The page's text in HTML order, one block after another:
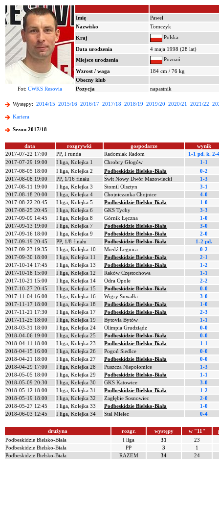
Imię
Paweł
Nazwisko
Tomczyk
Kraj
Polska
Data urodzenia
4 maja 1998 (28 lat)
Miejsce urodzenia
Poznań
Wzrost / waga
184 cm / 76 kg
Obecny klub
Fot: CWKS Resovia Pozycja napastnik
Występy: 2014/15 2015/16 2016/17 2017/18 2018/19 2019/20 2020/21 2021/22
Kariera
Sezon 2017/18
data rozgrywki gospodarze
wynik
2017-07-22 17:00
PP, I runda Radomiak Radom 1-1 pd. k. 2-
2017-07-29 19:00
I liga, Kolejka 1 Chrobry Głogów
1-1
2017-08-05 18:00
I liga, Kolejka 2 Podbeskidzie Bielsko-Biała
0-2
2017-08-08 19:00
PP, 1/16 finału Świt Nowy Dwór Mazowiecki
1-3
2017-08-11 19:00
I liga, Kolejka 3 Stomil Olsztyn
3-1
2017-08-18 20:00
I liga, Kolejka 4 Chojniczanka Chojnice
4-0
2017-08-22 20:45
I liga, Kolejka 5 Podbeskidzie Bielsko-Biała
1-0
2017-08-25 20:45
I liga, Kolejka 6 GKS Tychy
3-3
2017-09-09 14:45
I liga, Kolejka 8 Górnik Łęczna
1-0
2017-09-13 19:00
I liga, Kolejka 7 Podbeskidzie Bielsko-Biała
3-0
2017-09-16 18:00
I liga, Kolejka 9 Podbeskidzie Bielsko-Biała
2-0
2017-09-19 20:45
PP, 1/8 finału Podbeskidzie Bielsko-Biała
1-2 pd.
2017-09-23 19:35
I liga, Kolejka 10 Miedź Legnica
0-2
2017-09-30 18:00
I liga, Kolejka 11 Podbeskidzie Bielsko-Biała
2-1
2017-10-14 17:45
I liga, Kolejka 13 Podbeskidzie Bielsko-Biała
1-2
2017-10-18 15:00
I liga, Kolejka 12 Raków Częstochowa
1-1
2017-10-21 15:00
I liga, Kolejka 14 Odra Opole
2-2
2017-10-27 20:45
I liga, Kolejka 15 Podbeskidzie Bielsko-Biała
0-0
2017-11-04 16:00
I liga, Kolejka 16 Wigry Suwałki
3-0
2017-11-17 18:00
I liga, Kolejka 18 Podbeskidzie Bielsko-Biała
1-0
2017-11-21 17:30
I liga, Kolejka 17 Podbeskidzie Bielsko-Biała
2-3
2017-11-25 18:00
I liga, Kolejka 19 Bytovia Bytów
1-1
2018-03-31 18:00
I liga, Kolejka 24 Olimpia Grudziądz
0-0
2018-04-06 19:00
I liga, Kolejka 25 Podbeskidzie Bielsko-Biała
0-0
2018-04-11 18:00
I liga, Kolejka 23 Podbeskidzie Bielsko-Biała
1-1
2018-04-15 16:00
I liga, Kolejka 26 Pogoń Siedlce
0-0
2018-04-21 18:00
I liga, Kolejka 27 Podbeskidzie Bielsko-Biała
0-0
2018-04-29 17:00
I liga, Kolejka 28 Puszcza Niepołomice
1-3
2018-05-05 18:00
I liga, Kolejka 29 Podbeskidzie Bielsko-Biała
1-1
2018-05-09 20:30
I liga, Kolejka 30 GKS Katowice
3-0
2018-05-12 18:00
I liga, Kolejka 31 Podbeskidzie Bielsko-Biała
1-2
2018-05-19 18:00
I liga, Kolejka 32 Zagłębie Sosnowiec
2-0
2018-05-27 12:45
I liga, Kolejka 33 Podbeskidzie Bielsko-Biała
1-0
2018-06-03 12:45
I liga, Kolejka 34 Stal Mielec 0-4
drużyna rozgr. występy w "11"
Podbeskidzie Bielsko-Biała
I liga 31
23
Podbeskidzie Bielsko-Biała
PP 3
1
Podbeskidzie Bielsko-Biała
RAZEM 34 24